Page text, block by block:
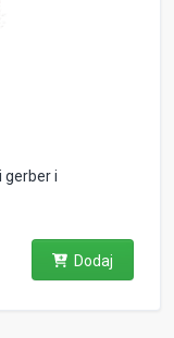
gerber i
Dodaj